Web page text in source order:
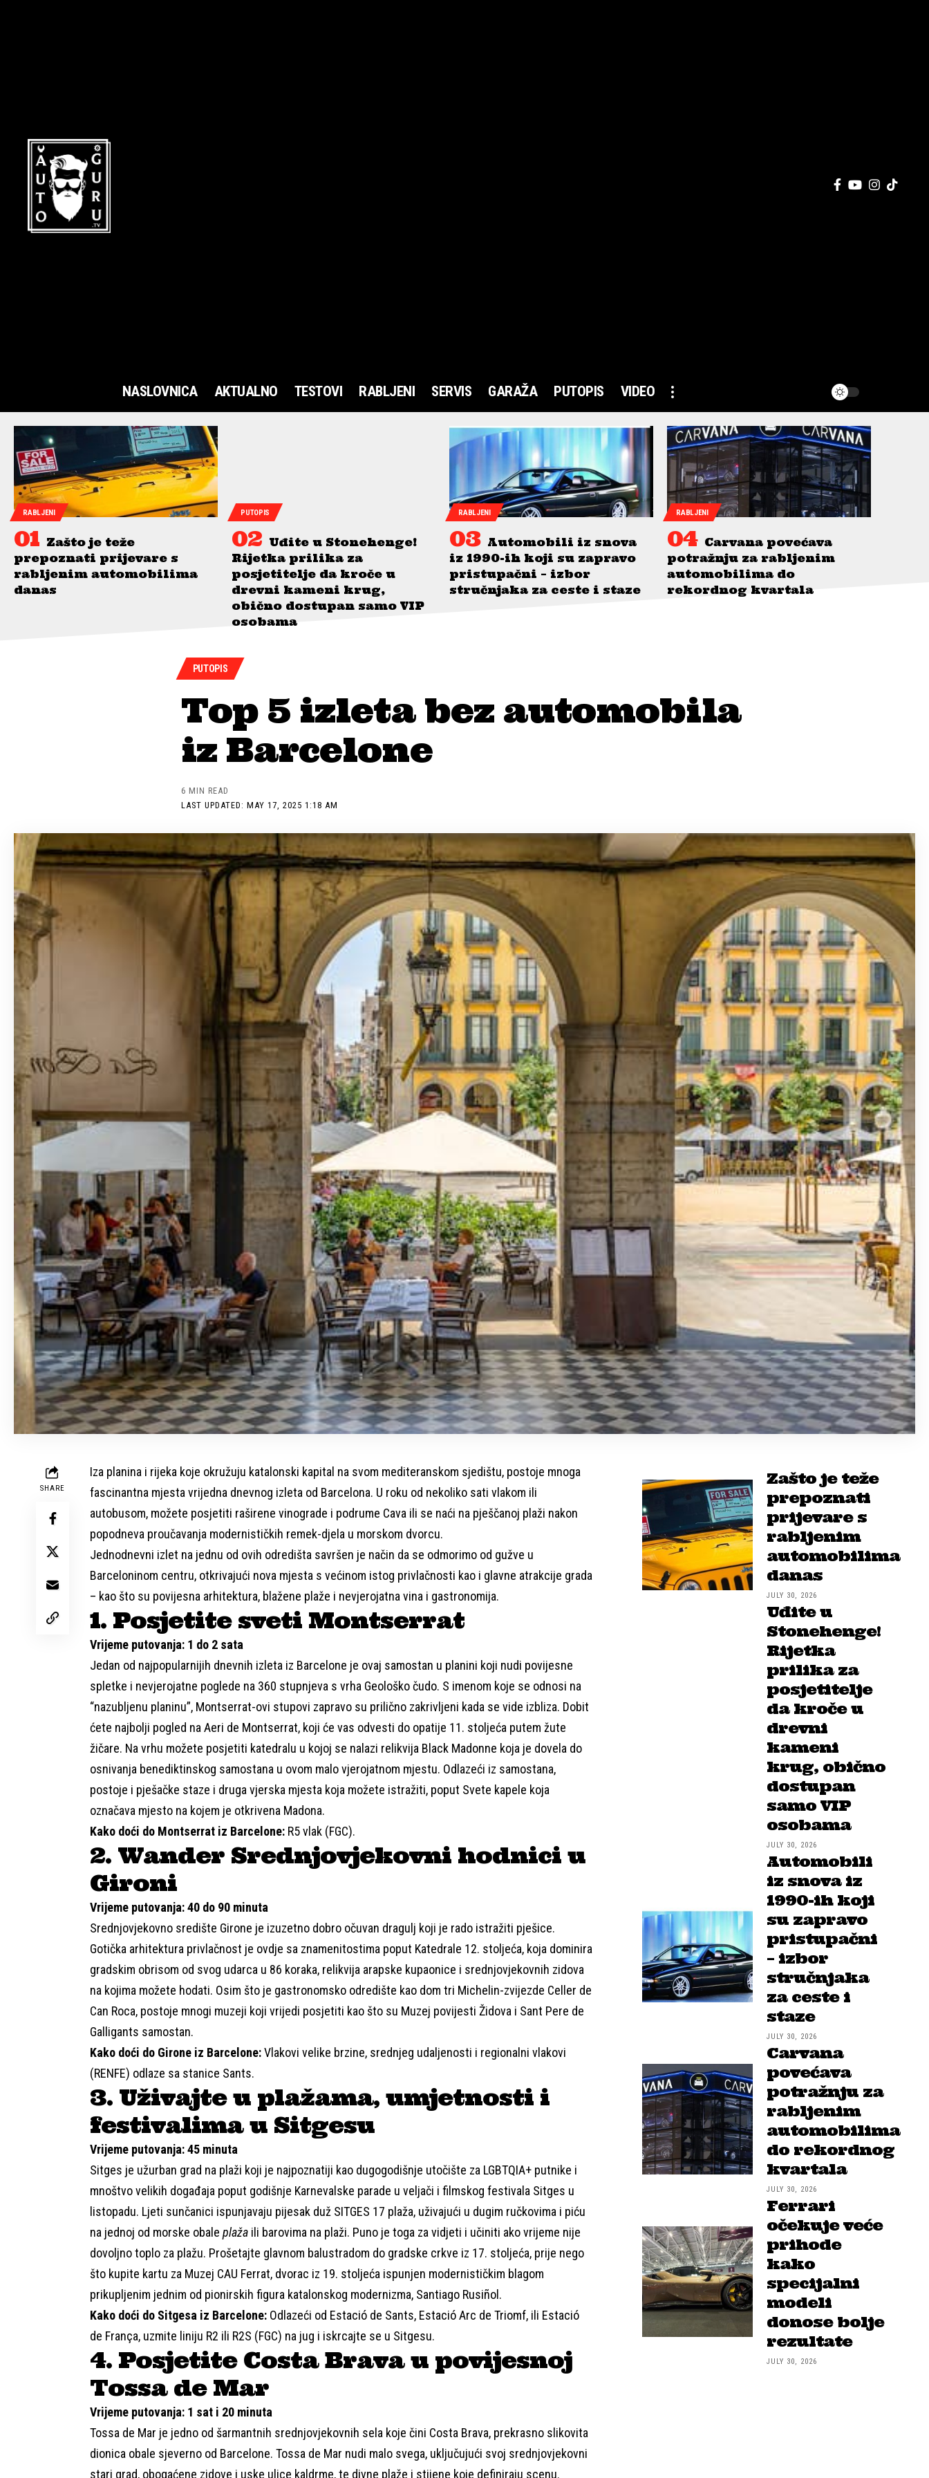
NASLOVNICA AKTUALNO TESTOVI RABLJENI SERVIS GARAŽA PUTOPIS VIDEO
RABLJENI
Zašto je teže
prepoznati prijevare s
rabljenim automobilima
danas
PUTOPIS
Uđite u Stonehenge!
Rijetka prilika za
posjetitelje da kroče u
drevni kameni krug,
obično dostupan samo VIP
osobama
RABLJENI
Automobili iz snova
iz 1990-ih koji su zapravo
pristupačni – izbor
stručnjaka za ceste i staze
RABLJENI
Carvana povećava
potražnju za rabljenim
automobilima do
rekordnog kvartala
PUTOPIS
Top 5 izleta bez automobila
iz Barcelone
LAST UPDATED: MAY 17, 2025 1:18 AM
6 MIN READ
SHARE
Iza planina i rijeka koje okružuju katalonski kapital na svom mediteranskom sjedištu, postoje mnoga
fascinantna mjesta vrijedna dnevnog izleta od Barcelona. U roku od nekoliko sati vlakom ili
autobusom, možete posjetiti raširene vinograde i podrume Cava ili se naći na pješčanoj plaži nakon
popodneva proučavanja modernističkih remek-djela u morskom dvorcu.
Jednodnevni izlet na jednu od ovih odredišta savršen je način da se odmorimo od gužve u
Barceloninom centru, otkrivajući nova mjesta s većinom istog privlačnosti kao i glavne atrakcije grada
– kao što su povijesna arhitektura, blažene plaže i nevjerojatna vina i gastronomija.
1. Posjetite sveti Montserrat
Vrijeme putovanja: 1 do 2 sata
Jedan od najpopularnijih dnevnih izleta iz Barcelone je ovaj samostan u planini koji nudi povijesne
spletke i nevjerojatne poglede na 360 stupnjeva s vrha Geološko čudo. S imenom koje se odnosi na
“nazubljenu planinu”, Montserrat-ovi stupovi zapravo su prilično zakrivljeni kada se vide izbliza. Dobit
ćete najbolji pogled na Aeri de Montserrat, koji će vas odvesti do opatije 11. stoljeća putem žute
žičare. Na vrhu možete posjetiti katedralu u kojoj se nalazi relikvija Black Madonne koja je dovela do
osnivanja benediktinskog samostana u ovom malo vjerojatnom mjestu. Odlazeći iz samostana,
postoje i pješačke staze i druga vjerska mjesta koja možete istražiti, poput Svete kapele koja
označava mjesto na kojem je otkrivena Madona.
Kako doći do Montserrat iz Barcelone: R5 vlak (FGC).
2. Wander Srednjovjekovni hodnici u
Gironi
Vrijeme putovanja: 40 do 90 minuta
Srednjovjekovno središte Girone je izuzetno dobro očuvan dragulj koji je rado istražiti pješice.
Gotička arhitektura privlačnost je ovdje sa znamenitostima poput Katedrale 12. stoljeća, koja dominira
gradskim obrisom od svog udarca u 86 koraka, relikvija arapske kupaonice i srednjovjekovnih zidova
na kojima možete hodati. Osim što je gastronomsko odredište kao dom tri Michelin-zvijezde Celler de
Can Roca, postoje mnogi muzeji koji vrijedi posjetiti kao što su Muzej povijesti Židova i Sant Pere de
Galligants samostan.
Kako doći do Girone iz Barcelone:Vlakovi velike brzine, srednjeg udaljenosti i regionalni vlakovi
(RENFE) odlaze sa stanice Sants.
3. Uživajte u plažama, umjetnosti i
festivalima u Sitgesu
Vrijeme putovanja: 45 minuta
Sitges je užurban grad na plaži koji je najpoznatiji kao dugogodišnje utočište za LGBTQIA+ putnike i
mnoštvo velikih događaja poput godišnje Karnevalske parade u veljači i filmskog festivala Sitges u
listopadu. Ljeti sunčanici ispunjavaju pijesak duž SITGES 17 plaža, uživajući u dugim ručkovima i piću
na jednoj od morske obale plaža ili barovima na plaži. Puno je toga za vidjeti i učiniti ako vrijeme nije
dovoljno toplo za plažu. Prošetajte glavnom balustradom do gradske crkve iz 17. stoljeća, prije nego
što kupite kartu za Muzej CAU Ferrat, dvorac iz 19. stoljeća ispunjen modernističkim blagom
prikupljenim jednim od pionirskih figura katalonskog modernizma, Santiago Rusiñol.
Kako doći do Sitgesa iz Barcelone: Odlazeći od Estació de Sants, Estació Arc de Triomf, ili Estació
de França, uzmite liniju R2 ili R2S (FGC) na jug i iskrcajte se u Sitgesu.
4. Posjetite Costa Brava u povijesnoj
Tossa de Mar
Vrijeme putovanja: 1 sat i 20 minuta
Tossa de Mar je jedno od šarmantnih srednjovjekovnih sela koje čini Costa Brava, prekrasno slikovita
dionica obale sjeverno od Barcelone. Tossa de Mar nudi malo svega, uključujući svoj srednjovjekovni
stari grad, obogaćene zidove i uske ulice kaldrme, te divne plaže i stijene koje definiraju scenu.
Zašto je teže
prepoznati
prijevare s
rabljenim
automobilima
danas
JULY 30, 2026
Uđite u
Stonehenge!
Rijetka
prilika za
posjetitelje
da kroče u
drevni
kameni
krug, obično
dostupan
samo VIP
osobama
JULY 30, 2026
Automobili
iz snova iz
1990-ih koji
su zapravo
pristupačni
– izbor
stručnjaka
za ceste i
staze
JULY 30, 2026
Carvana
povećava
potražnju za
rabljenim
automobilima
do rekordnog
kvartala
JULY 30, 2026
Ferrari
očekuje veće
prihode
kako
specijalni
modeli
donose bolje
rezultate
JULY 30, 2026